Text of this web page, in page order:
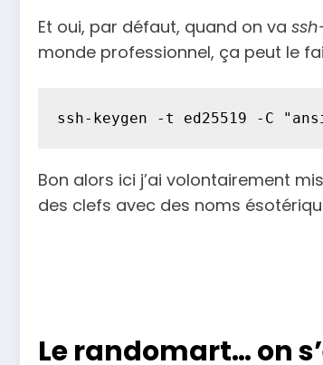
Et oui, par défaut, quand on va
monde professionnel, ça peut le
Bon alors ici j’ai volontairement
des clefs avec des noms
Le randomart… on